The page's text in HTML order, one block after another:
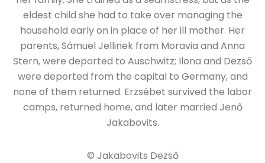
eldest child she had to take over managing the
household early on in place of her ill mother. Her
parents, Sámuel Jellinek from Moravia and Anna
Stern, were deported to Auschwitz; Ilona and Dezső
were deported from the capital to Germany, and
none of them returned. Erzsébet survived the labor
camps, returned home, and later married Jenő
Jakabovits.
© Jakabovits Dezső